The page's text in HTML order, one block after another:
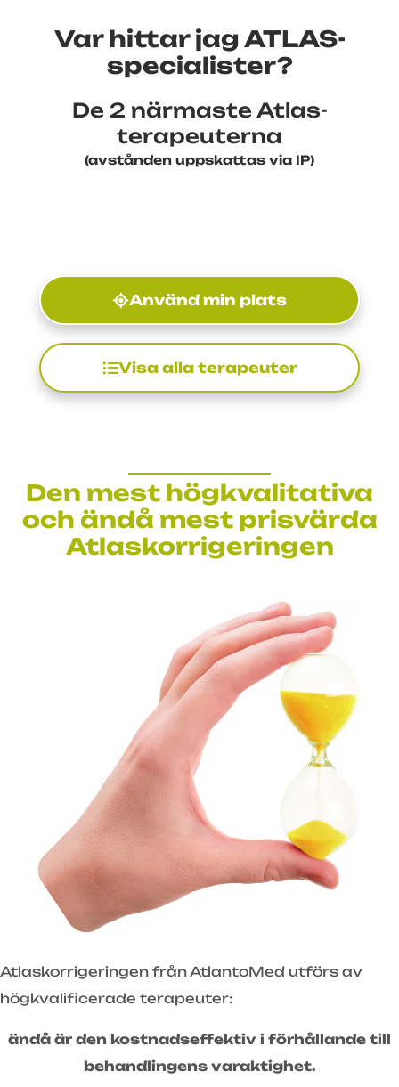
Var hittar jag ATLAS-
specialister?
De 2 närmaste Atlas-
terapeuterna
(avstånden uppskattas via IP)
Använd min plats
Visa alla terapeuter
Den mest högkvalitativa
och ändå mest prisvärda
Atlaskorrigeringen
Atlaskorrigeringen från AtlantoMed utförs av
högkvalificerade terapeuter:
ändå är den kostnadseffektiv i förhållande till
behandlingens varaktighet.